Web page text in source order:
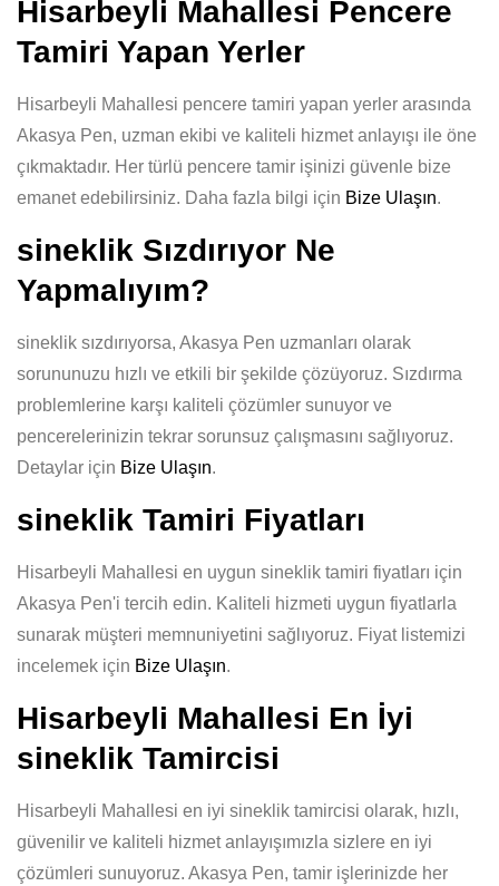
Hisarbeyli Mahallesi Pencere
Tamiri Yapan Yerler
Hisarbeyli Mahallesi pencere tamiri yapan yerler arasında
Akasya Pen, uzman ekibi ve kaliteli hizmet anlayışı ile öne
çıkmaktadır. Her türlü pencere tamir işinizi güvenle bize
emanet edebilirsiniz. Daha fazla bilgi için Bize Ulaşın.
sineklik Sızdırıyor Ne
Yapmalıyım?
sineklik sızdırıyorsa, Akasya Pen uzmanları olarak
sorununuzu hızlı ve etkili bir şekilde çözüyoruz. Sızdırma
problemlerine karşı kaliteli çözümler sunuyor ve
pencerelerinizin tekrar sorunsuz çalışmasını sağlıyoruz.
Detaylar için Bize Ulaşın.
sineklik Tamiri Fiyatları
Hisarbeyli Mahallesi en uygun sineklik tamiri fiyatları için
Akasya Pen'i tercih edin. Kaliteli hizmeti uygun fiyatlarla
sunarak müşteri memnuniyetini sağlıyoruz. Fiyat listemizi
incelemek için Bize Ulaşın.
Hisarbeyli Mahallesi En İyi
sineklik Tamircisi
Hisarbeyli Mahallesi en iyi sineklik tamircisi olarak, hızlı,
güvenilir ve kaliteli hizmet anlayışımızla sizlere en iyi
çözümleri sunuyoruz. Akasya Pen, tamir işlerinizde her